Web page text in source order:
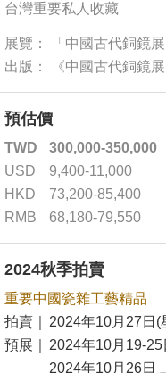
台灣重要私人收藏
展覽： 「中國古代銅鏡
出版： 《中國古代銅鏡
預估價
TWD
300,000-350,000
USD
9,400-11,000
HKD
73,200-85,400
RMB
68,180-79,550
2024秋季拍賣
重要中國瓷雜工藝精品
拍賣｜
2024年10月27日(
預展｜
2024年10月19-
2024年10月26日